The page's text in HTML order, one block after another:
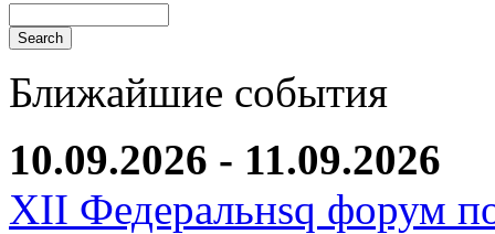
Ближайшие события
10.09.2026 - 11.09.2026
XII Федеральнsq форум